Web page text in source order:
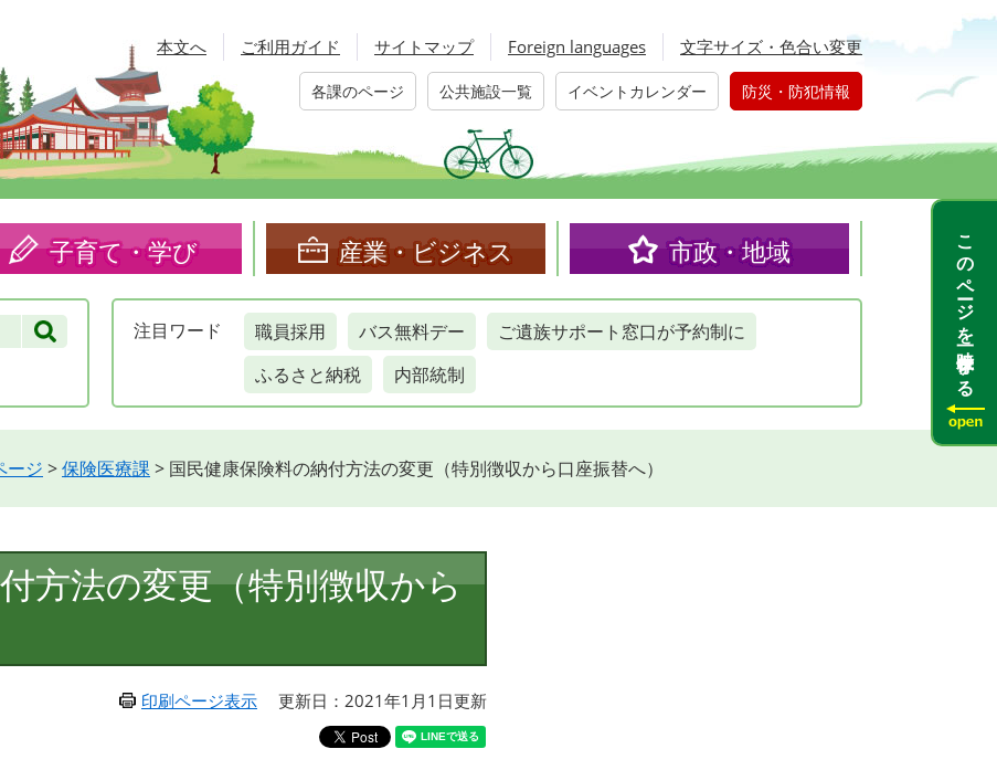
本文へ ご利用ガイド サイトマップ Foreign languages 文字サイズ・色合い変更
各課のページ 公共施設一覧 イベントカレンダー 防災・防犯情報
子育て・学び 産業・ビジネス 市政・地域
注目 ワード 職員採用 バス無料デー
ご遺族サポート窓口が予約制に
ふるさと納税
内部統制
ージ >保険医療課 > 国民健康保険料の納付方法の変更（特別徴収から口座振替へ）
方法の変更（特別徴収から
印刷ページ表示 更新日：2021年1月1日更新
このページを一時保存する